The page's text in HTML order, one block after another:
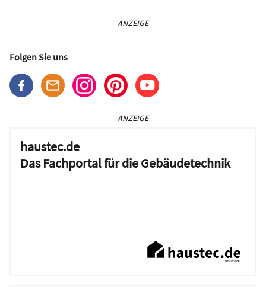
ANZEIGE
Folgen Sie uns
ANZEIGE
haustec.de
Das Fachportal für die Gebäudetechnik